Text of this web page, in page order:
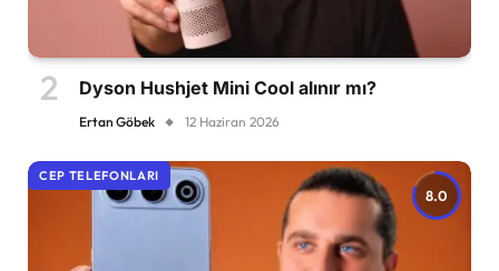
Dyson Hushjet Mini Cool alınır mı?
Ertan Göbek 12 Haziran 2026
8.0
CEP TELEFONLARI